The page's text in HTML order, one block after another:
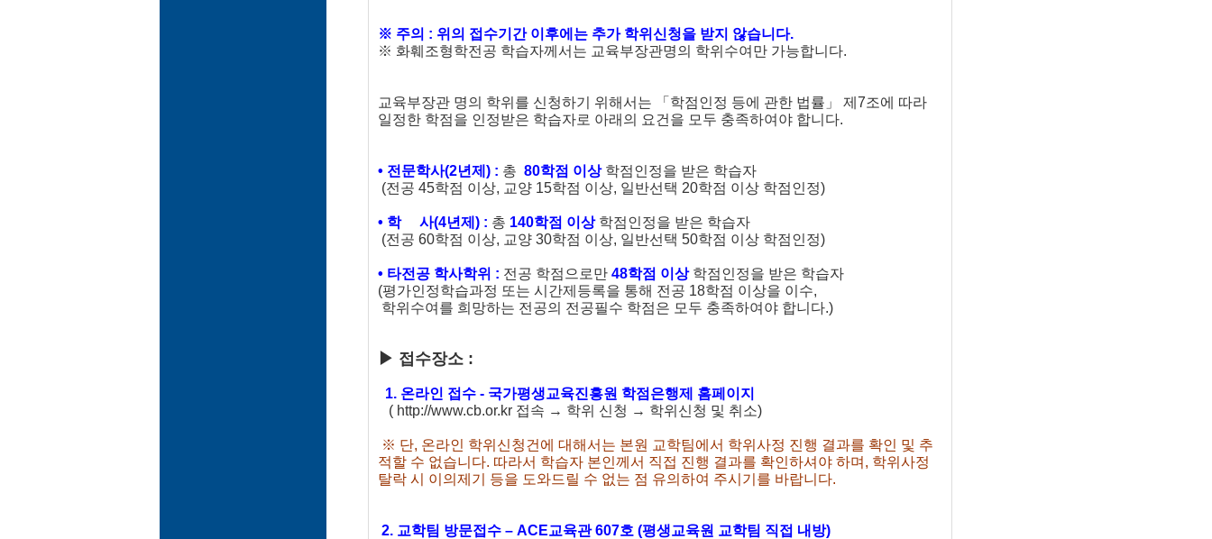
※ 주의 : 위의 접수기간 이후에는 추가 학위신청을 받지 않습니다.
※ 화훼조형학전공 학습자께서는 교육부장관명의 학위수여만 가능합니다.
교육부장관 명의 학위를 신청하기 위해서는 「학점인정 등에 관한 법률」 제7조에 따라
일정한 학점을 인정받은 학습자로 아래의 요건을 모두 충족하여야 합니다.
• 전문학사(2년제) : 총 80학점 이상학점인정을 받은 학습자
(전공 45학점 이상, 교양 15학점 이상, 일반선택 20학점 이상 학점인정)
• 학 사(4년제) : 총 140학점 이상학점인정을 받은 학습자
(전공 60학점 이상, 교양 30학점 이상, 일반선택 50학점 이상 학점인정)
• 타전공 학사학위 : 전공 학점으로만 48학점 이상학점인정을 받은 학습자
(평가인정학습과정 또는 시간제등록을 통해 전공 18학점 이상을 이수,
학위수여를 희망하는 전공의 전공필수 학점은 모두 충족하여야 합니다.)
▶ 접수장소 :
1. 온라인 접수 - 국가평생교육진흥원 학점은행제 홈페이지
( http://www.cb.or.kr 접속 → 학위 신청 → 학위신청 및 취소)
※ 단, 온라인 학위신청건에 대해서는 본원 교학팀에서 학위사정 진행 결과를 확인 및 추
적할 수 없습니다. 따라서 학습자 본인께서 직접 진행 결과를 확인하셔야 하며, 학위사정
탈락 시 이의제기 등을 도와드릴 수 없는 점 유의하여 주시기를 바랍니다.
2. 교학팀 방문접수 – ACE교육관 607호 (평생교육원 교학팀 직접 내방)